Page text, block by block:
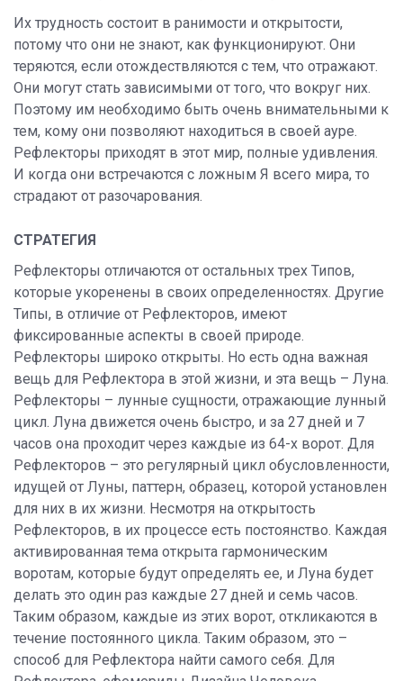
Их трудность состоит в ранимости и открытости,
потому что они не знают, как функционируют. Они
теряются, если отождествляются с тем, что отражают.
Они могут стать зависимыми от того, что вокруг них.
Поэтому им необходимо быть очень внимательными к
тем, кому они позволяют находиться в своей ауре.
Рефлекторы приходят в этот мир, полные удивления.
И когда они встречаются с ложным Я всего мира, то
страдают от разочарования.
СТРАТЕГИЯ
Рефлекторы отличаются от остальных трех Типов,
которые укоренены в своих определенностях. Другие
Типы, в отличие от Рефлекторов, имеют
фиксированные аспекты в своей природе.
Рефлекторы широко открыты. Но есть одна важная
вещь для Рефлектора в этой жизни, и эта вещь – Луна.
Рефлекторы – лунные сущности, отражающие лунный
цикл. Луна движется очень быстро, и за 27 дней и 7
часов она проходит через каждые из 64-х ворот. Для
Рефлекторов – это регулярный цикл обусловленности,
идущей от Луны, паттерн, образец, которой установлен
для них в их жизни. Несмотря на открытость
Рефлекторов, в их процессе есть постоянство. Каждая
активированная тема открыта гармоническим
воротам, которые будут определять ее, и Луна будет
делать это один раз каждые 27 дней и семь часов.
Таким образом, каждые из этих ворот, откликаются в
течение постоянного цикла. Таким образом, это –
способ для Рефлектора найти самого себя. Для